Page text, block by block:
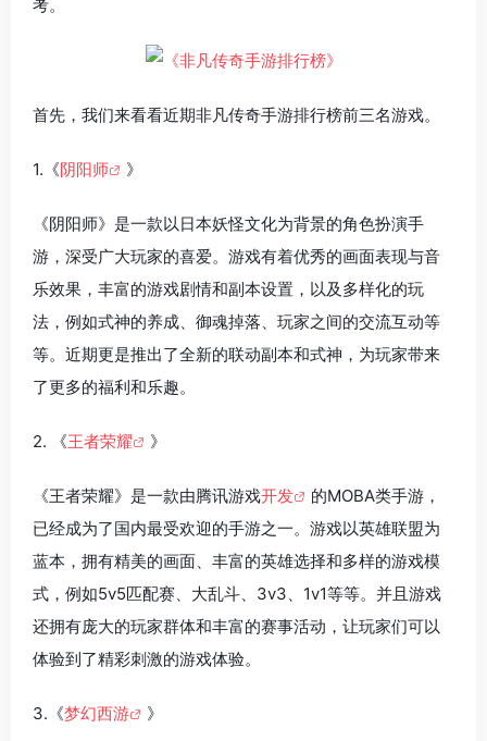
考。
首先，我们来看看近期非凡传奇手游排行榜前三名游戏。
1.《阴阳师 》
《阴阳师》是一款以日本妖怪文化为背景的角色扮演手
游，深受广大玩家的喜爱。游戏有着优秀的画面表现与音
乐效果，丰富的游戏剧情和副本设置，以及多样化的玩
法，例如式神的养成、御魂掉落、玩家之间的交流互动等
等。近期更是推出了全新的联动副本和式神，为玩家带来
了更多的福利和乐趣。
2. 《王者荣耀 》
《王者荣耀》是一款由腾讯游戏开发
的MOBA类手游，
已经成为了国内最受欢迎的手游之一。游戏以英雄联盟为
蓝本，拥有精美的画面、丰富的英雄选择和多样的游戏模
式，例如5v5匹配赛、大乱斗、3v3、1v1等等。并且游戏
还拥有庞大的玩家群体和丰富的赛事活动，让玩家们可以
体验到了精彩刺激的游戏体验。
3.《梦幻西游 》